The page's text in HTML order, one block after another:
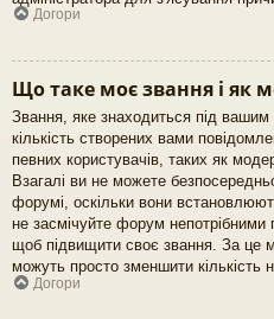
Догори
Що таке моє звання і як
Звання, яке знаходиться під
кількість створених вами
певних користувачів, таких як
Взагалі ви не можете
форумі, оскільки вони
не засмічуйте форум непотрібними
щоб підвищити своє звання. За це
можуть просто зменшити кількість
Догори